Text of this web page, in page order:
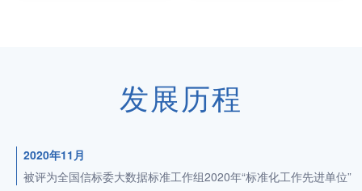
发展历程
2020年11月
被评为全国信标委大数据标准工作组2020年“标准化工作先进单位”